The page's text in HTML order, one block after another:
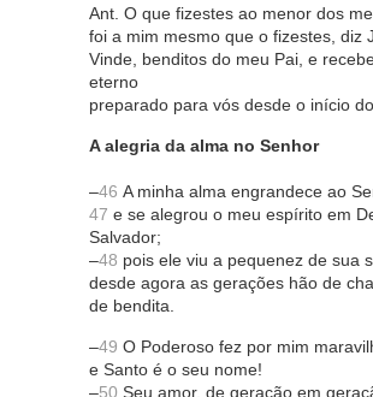
Ant. O que fizestes ao menor dos
foi a mim mesmo que o fizestes, diz
Vinde, benditos do meu Pai, e
eterno
preparado para vós desde o início
A alegria da alma no Senhor
–46 A minha alma engrandece ao
47 e se alegrou o meu espírito em
Salvador;
–48 pois ele viu a pequenez de sua
desde agora as gerações hão de
de bendita.
–49 O Poderoso fez por mim
e Santo é o seu nome!
–50 Seu amor, de geração em